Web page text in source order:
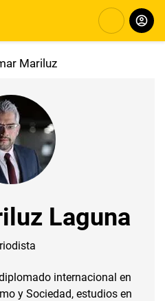
Mariluz
Laguna
internacional en
y Sociedad, estudios en